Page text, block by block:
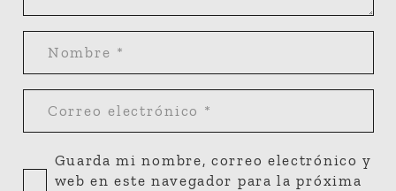
Guarda mi nombre, correo electrónico y
web en este navegador para la próxima